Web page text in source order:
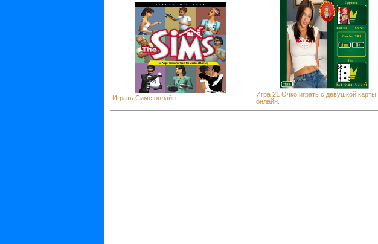
Играть Симс онлайн.
Игра 21 Очко играть с девушкой карты
онлайн.